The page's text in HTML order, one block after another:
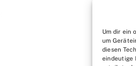
Um dir ein
um
diesen
eindeutige